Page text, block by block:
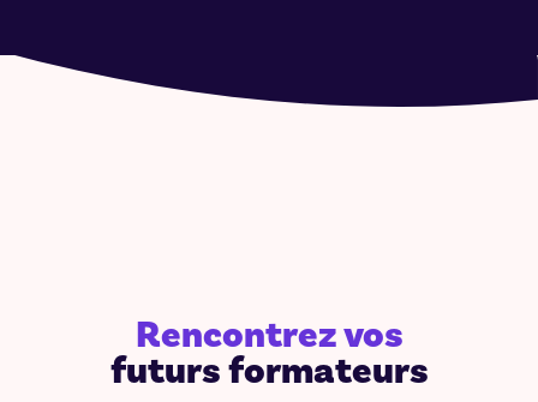
Rencontrez vos
futurs formateurs